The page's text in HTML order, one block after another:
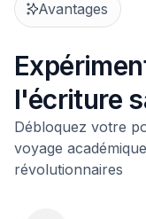
Avantages
l'écriture
Débloquez votre
voyage
révolutionnaires